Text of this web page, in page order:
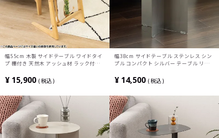
幅55cm 木製 サイドテーブル ワイドタイ
プ 棚付き 天然木 アッシュ材 ラック付き
おしゃれ 北欧風 ナチュラル
¥ 15,900 税込
幅38cm サイドテーブル ステンレス シン
プル コンパクト シルバー テーブル リビ
¥ 14,500 税込